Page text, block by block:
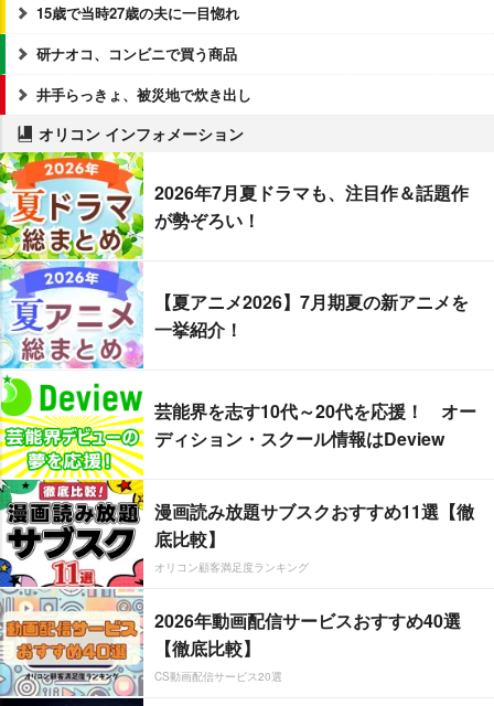
15歳で当時27歳の夫に一目惚れ
研ナオコ、コンビニで買う商品
井手らっきょ、被災地で炊き出し
オリコン インフォメーション
2026年7月夏ドラマも、注目作＆話題作
が勢ぞろい！
【夏アニメ2026】7月期夏の新アニメを
一挙紹介！
芸能界を志す10代～20代を応援！ オー
ディション・スクール情報はDeview
漫画読み放題サブスクおすすめ11選【徹
底比較】
オリコン顧客満足度ランキング
2026年動画配信サービスおすすめ40選
【徹底比較】
CS動画配信サービス20選